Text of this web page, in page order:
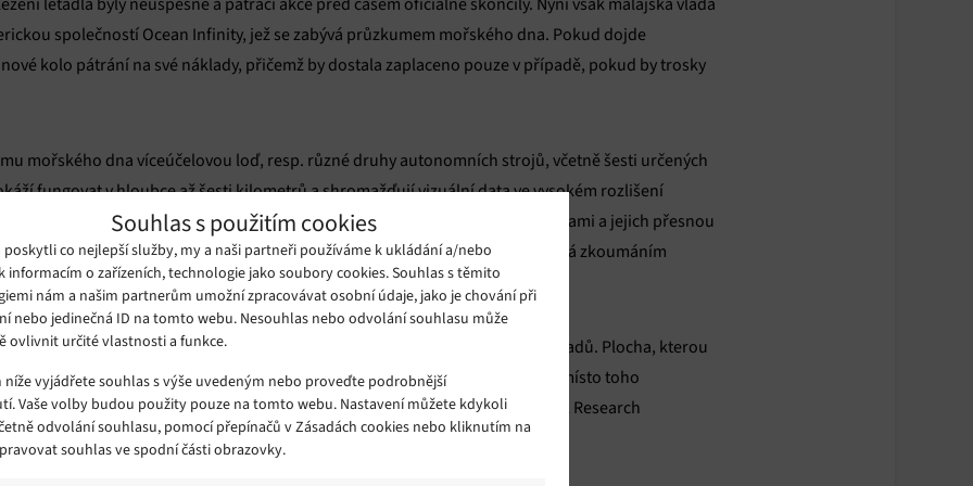
Souhlas s použitím cookies
poskytli co nejlepší služby, my a naši partneři používáme k ukládání a/nebo
informacím o zařízeních, technologie jako soubory cookies. Souhlas s těmito
nám a našim partnerům umožní zpracovávat osobní údaje, jako je chování při
nebo jedinečná ID na tomto webu. Nesouhlas nebo odvolání souhlasu může
ovlivnit určité vlastnosti a funkce.
vyjádřete souhlas s výše uvedeným nebo proveďte podrobnější
Vaše volby budou použity pouze na tomto webu. Nastavení můžete kdykoli
odvolání souhlasu, pomocí přepínačů v Zásadách cookies nebo kliknutím na
souhlas ve spodní části obrazovky.
společností Ocean Infinity, jež se zabývá průzkumem mořského dna. Pokud dojde
kolo pátrání na své náklady, přičemž by dostala zaplaceno pouze v případě, pokud by trosky
mořského dna víceúčelovou loď, resp. různé druhy autonomních strojů, včetně šesti určených
fungovat v hloubce až šesti kilometrů a shromažďují vizuální data ve vysokém rozlišení
„v akci“ dalších šest autonomních strojů, které zajišťují komunikaci s ponorkami a jejich přesnou
poprvé, co by se pustila do hledání ztraceného letadla, běžně se totiž zabývá zkoumáním
průzkumem nebo monitorováním životního prostředí.
byla ukončena na začátku letošního roku z důvodu stále narůstajících nákladů. Plocha, kterou
zhruba 145 000 km jižního Indického oceánu. Společnost by se namísto toho
menší, kterou určila organizace Commonwealth Scientific and Industrial Research
místo nálezu ztraceného letadla.